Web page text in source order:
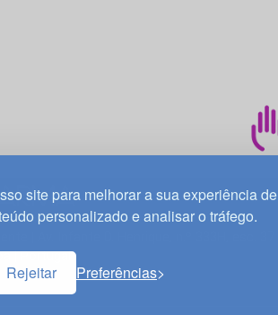
site para melhorar a sua experiência de
personalizado e analisar o tráfego.
Rejeitar Preferências
| Portugal